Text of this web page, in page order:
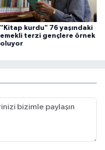
"Kitap kurdu" 76 yaşındaki
emekli terzi gençlere örnek
oluyor